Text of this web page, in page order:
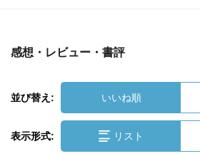
感想・レビュー・書評
並び替え: いいね順
表示形式: リスト